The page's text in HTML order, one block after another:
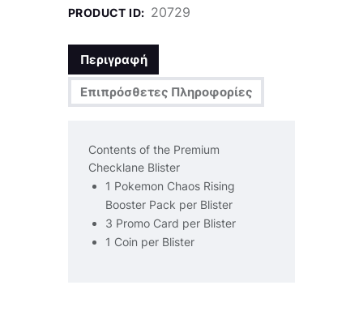
PRODUCT ID: 20729
Περιγραφή
Επιπρόσθετες Πληροφορίες
Contents of the Premium
Checklane Blister
1 Pokemon Chaos Rising
Booster Pack per Blister
3 Promo Card per Blister
1 Coin per Blister